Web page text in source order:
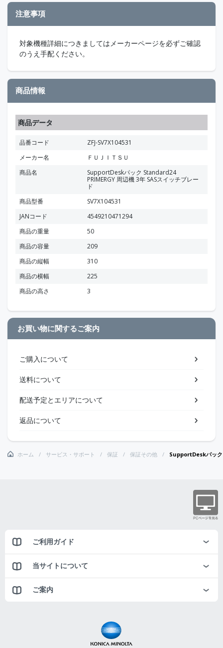
注意事項
対象機種詳細につきましてはメーカーページを必ずご確認
のうえ手配ください。
商品情報
商品データ
品番コード
ZFJ-SV7X104531
メーカー名
ＦＵＪＩＴＳＵ
商品名
SupportDeskパック Standard24
PRIMERGY 周辺機 3年 SASスイッチブレー
ド
商品型番
SV7X104531
JANコード
4549210471294
商品の重量
50
商品の容量
209
商品の縦幅
310
商品の横幅
225
商品の高さ
3
お買い物に関するご案内
ご購入について
送料について
配送予定とエリアについて
返品について
ホーム サービス・サポート 保証 保証その他 SupportDeskパック
ご利用ガイド
当サイトについて
ご案内